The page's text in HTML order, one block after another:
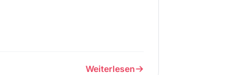
Weiterlesen